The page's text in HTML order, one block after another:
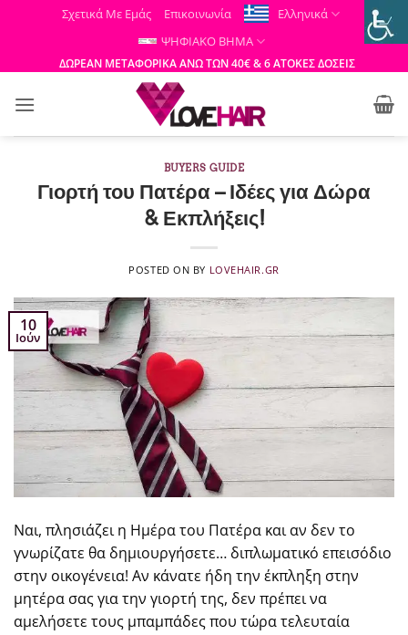
Μετάβαση
περιεχόμενο
Σχετικά Με Εμάς Επικοινωνία
Ελληνικά
ΨΗΦΙΑΚΟ ΒΗΜΑ
ΔΩΡΕΑΝ ΜΕΤΑΦΟΡΙΚΑ ΑΝΩ ΤΩΝ 40€ & 6 ΑΤΟΚΕΣ ΔΟΣΕΙΣ
BUYERS GUIDE
Γιορτή του Πατέρα – Ιδέες για Δώρα
& Εκπλήξεις!
POSTED ON BY LOVEHAIR.GR
10
Ιούν
Ναι, πλησιάζει η Ημέρα του Πατέρα και αν δεν το
γνωρίζατε θα δημιουργήσετε… διπλωματικό επεισόδιο
στην οικογένεια! Αν κάνατε ήδη την έκπληξη στην
μητέρα σας για την γιορτή της, δεν πρέπει να
αμελήσετε τους μπαμπάδες που τώρα τελευταία